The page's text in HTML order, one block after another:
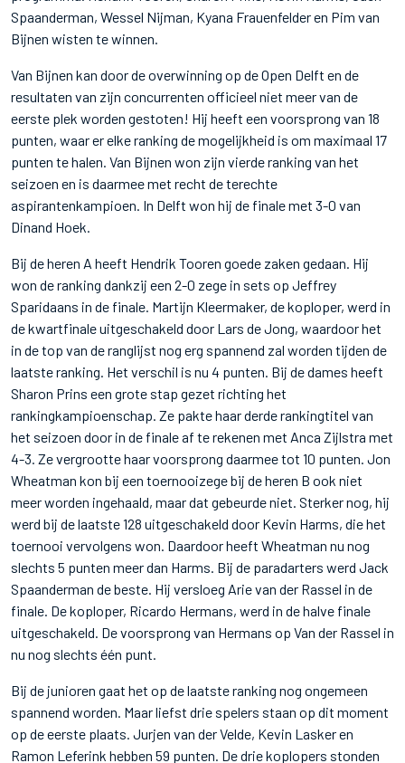
Spaanderman, Wessel Nijman, Kyana Frauenfelder en Pim van
Bijnen wisten te winnen.
Van Bijnen kan door de overwinning op de Open Delft en de
resultaten van zijn concurrenten officieel niet meer van de
eerste plek worden gestoten! Hij heeft een voorsprong van 18
punten, waar er elke ranking de mogelijkheid is om maximaal 17
punten te halen. Van Bijnen won zijn vierde ranking van het
seizoen en is daarmee met recht de terechte
aspirantenkampioen. In Delft won hij de finale met 3-0 van
Dinand Hoek.
Bij de heren A heeft Hendrik Tooren goede zaken gedaan. Hij
won de ranking dankzij een 2-0 zege in sets op Jeffrey
Sparidaans in de finale. Martijn Kleermaker, de koploper, werd in
de kwartfinale uitgeschakeld door Lars de Jong, waardoor het
in de top van de ranglijst nog erg spannend zal worden tijden de
laatste ranking. Het verschil is nu 4 punten. Bij de dames heeft
Sharon Prins een grote stap gezet richting het
rankingkampioenschap. Ze pakte haar derde rankingtitel van
het seizoen door in de finale af te rekenen met Anca Zijlstra met
4-3. Ze vergrootte haar voorsprong daarmee tot 10 punten. Jon
Wheatman kon bij een toernooizege bij de heren B ook niet
meer worden ingehaald, maar dat gebeurde niet. Sterker nog, hij
werd bij de laatste 128 uitgeschakeld door Kevin Harms, die het
toernooi vervolgens won. Daardoor heeft Wheatman nu nog
slechts 5 punten meer dan Harms. Bij de paradarters werd Jack
Spaanderman de beste. Hij versloeg Arie van der Rassel in de
finale. De koploper, Ricardo Hermans, werd in de halve finale
uitgeschakeld. De voorsprong van Hermans op Van der Rassel in
nu nog slechts één punt.
Bij de junioren gaat het op de laatste ranking nog ongemeen
spannend worden. Maar liefst drie spelers staan op dit moment
op de eerste plaats. Jurjen van der Velde, Kevin Lasker en
Ramon Leferink hebben 59 punten. De drie koplopers stonden